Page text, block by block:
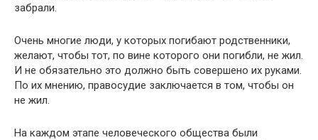
забрали.
Очень многие люди, у которых погибают родственники,
желают, чтобы тот, по вине которого они погибли, не жил.
И не обязательно это должно быть совершено их руками.
По их мнению, правосудие заключается в том, чтобы он
не жил.
На каждом этапе человеческого общества были